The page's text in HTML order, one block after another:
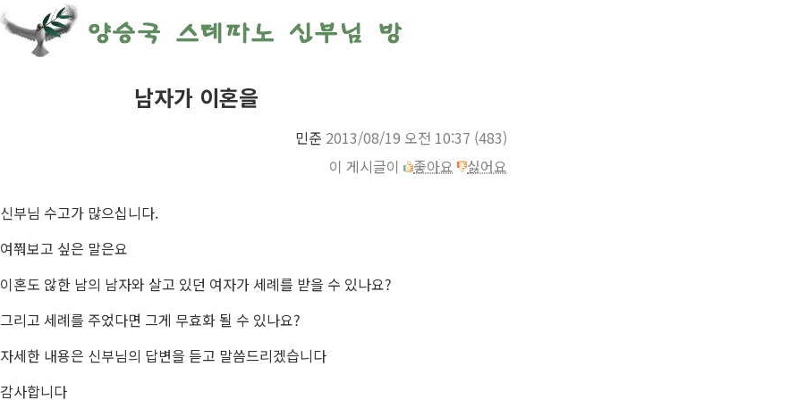
남자가 이혼을
민준 2013/08/19 오전 10:37 (483)
이 게시글이
좋아요 싫어요
신부님 수고가 많으십니다.
여쭤보고 싶은 말은요
이혼도 않한 남의 남자와 살고 있던 여자가 세례를 받을 수 있나요?
그리고 세례를 주었다면 그게 무효화 될 수 있나요?
자세한 내용은 신부님의 답변을 듣고 말씀드리겠습니다
감사합니다